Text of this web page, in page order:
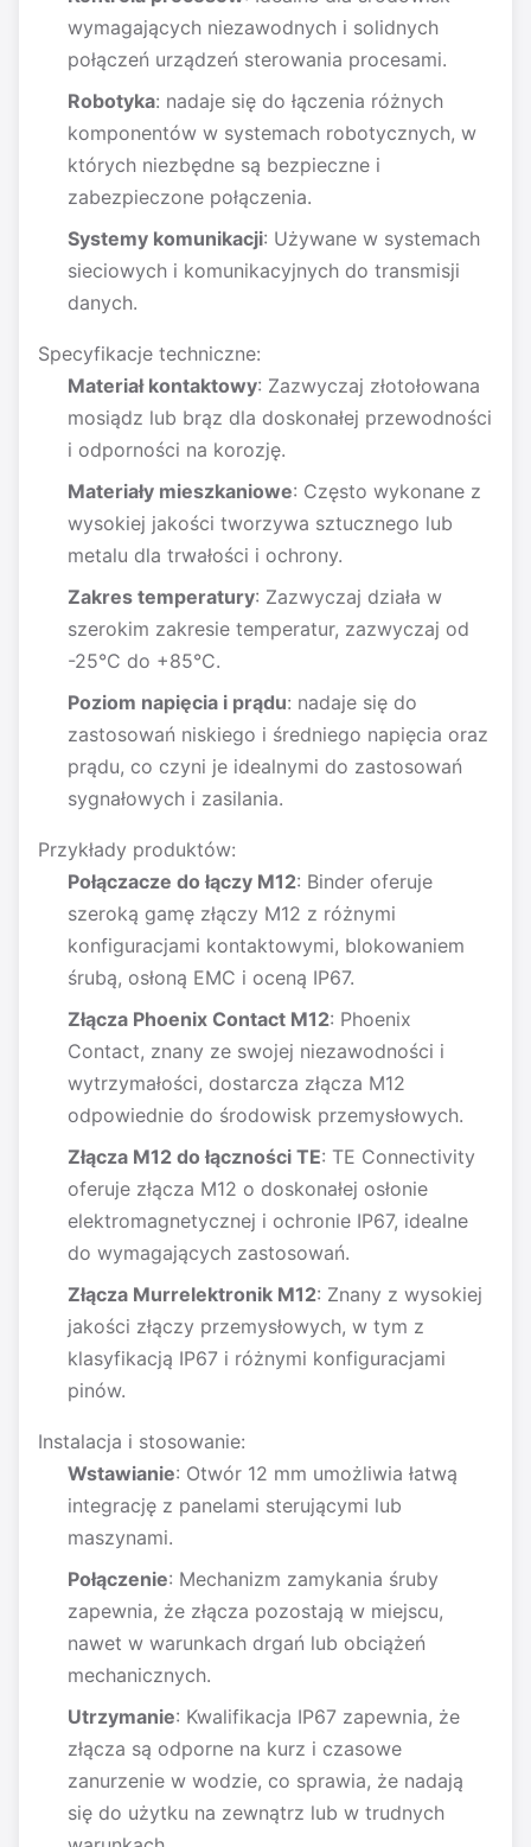
wymagających niezawodnych i solidnych
połączeń urządzeń sterowania procesami.
Robotyka: nadaje się do łączenia różnych
komponentów w systemach robotycznych, w
których niezbędne są bezpieczne i
zabezpieczone połączenia.
Systemy komunikacji: Używane w systemach
sieciowych i komunikacyjnych do transmisji
danych.
Specyfikacje techniczne:
Materiał kontaktowy: Zazwyczaj złotołowana
mosiądz lub brąz dla doskonałej przewodności
i odporności na korozję.
Materiały mieszkaniowe: Często wykonane z
wysokiej jakości tworzywa sztucznego lub
metalu dla trwałości i ochrony.
Zakres temperatury: Zazwyczaj działa w
szerokim zakresie temperatur, zazwyczaj od
-25°C do +85°C.
Poziom napięcia i prądu: nadaje się do
zastosowań niskiego i średniego napięcia oraz
prądu, co czyni je idealnymi do zastosowań
sygnałowych i zasilania.
Przykłady produktów:
Połączacze do łączy M12: Binder oferuje
szeroką gamę złączy M12 z różnymi
konfiguracjami kontaktowymi, blokowaniem
śrubą, osłoną EMC i oceną IP67.
Złącza Phoenix Contact M12: Phoenix
Contact, znany ze swojej niezawodności i
wytrzymałości, dostarcza złącza M12
odpowiednie do środowisk przemysłowych.
Złącza M12 do łączności TE: TE Connectivity
oferuje złącza M12 o doskonałej osłonie
elektromagnetycznej i ochronie IP67, idealne
do wymagających zastosowań.
Złącza Murrelektronik M12: Znany z wysokiej
jakości złączy przemysłowych, w tym z
klasyfikacją IP67 i różnymi konfiguracjami
pinów.
Instalacja i stosowanie:
Wstawianie: Otwór 12 mm umożliwia łatwą
integrację z panelami sterującymi lub
maszynami.
Połączenie: Mechanizm zamykania śruby
zapewnia, że złącza pozostają w miejscu,
nawet w warunkach drgań lub obciążeń
mechanicznych.
Utrzymanie: Kwalifikacja IP67 zapewnia, że
złącza są odporne na kurz i czasowe
zanurzenie w wodzie, co sprawia, że nadają
się do użytku na zewnątrz lub w trudnych